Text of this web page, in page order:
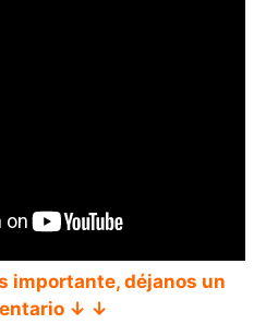
importante, déjanos un
↓ ↓